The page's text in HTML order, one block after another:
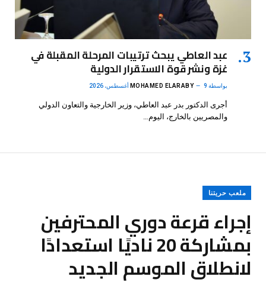
عبد العاطي يبحث ترتيبات المرحلة المقبلة في
غزة ونشر قوة الاستقرار الدولية
بواسطة MOHAMED ELARABY 9 أغسطس، 2026
أجرى الدكتور بدر عبد العاطي، وزير الخارجية والتعاون الدولي
والمصريين بالخارج، اليوم…
ملعب حريتنا
إجراء قرعة دوري المحترفين
بمشاركة 20 ناديًا استعدادًا
لانطلاق الموسم الجديد